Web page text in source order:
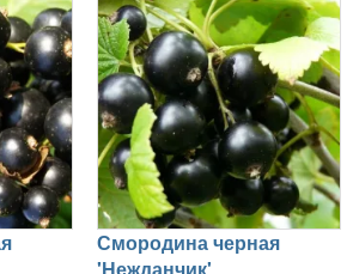
Смородина черная